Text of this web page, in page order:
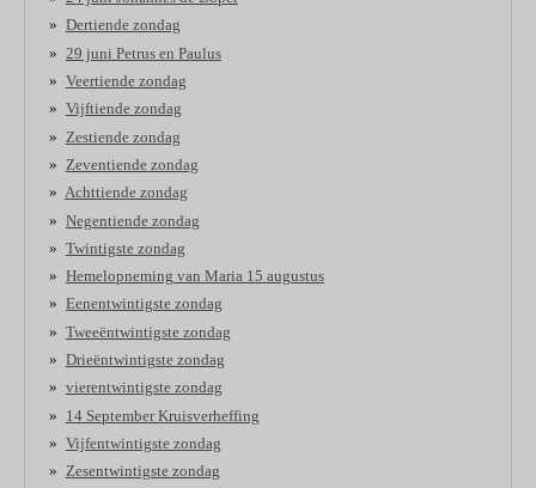
Dertiende zondag
29 juni Petrus en Paulus
Veertiende zondag
Vijftiende zondag
Zestiende zondag
Zeventiende zondag
Achttiende zondag
Negentiende zondag
Twintigste zondag
Hemelopneming van Maria 15 augustus
Eenentwintigste zondag
Tweeëntwintigste zondag
Drieëntwintigste zondag
vierentwintigste zondag
14 September Kruisverheffing
Vijfentwintigste zondag
Zesentwintigste zondag